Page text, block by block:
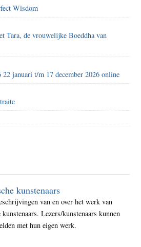
Wisdom
Tara, de vrouwelijke Boeddha van
januari t/m 17 december 2026 online
kunstenaars
van en over het werk van
Lezers/kunstenaars kunnen
met hun eigen werk.